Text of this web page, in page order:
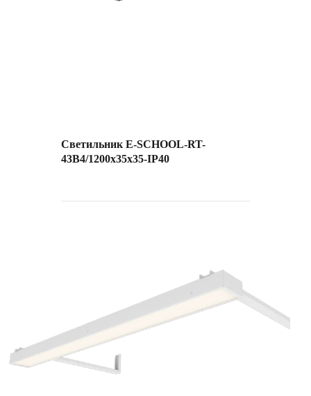
Светильник E-SCHOOL-RT-
43B4/1200х35х35-IP40